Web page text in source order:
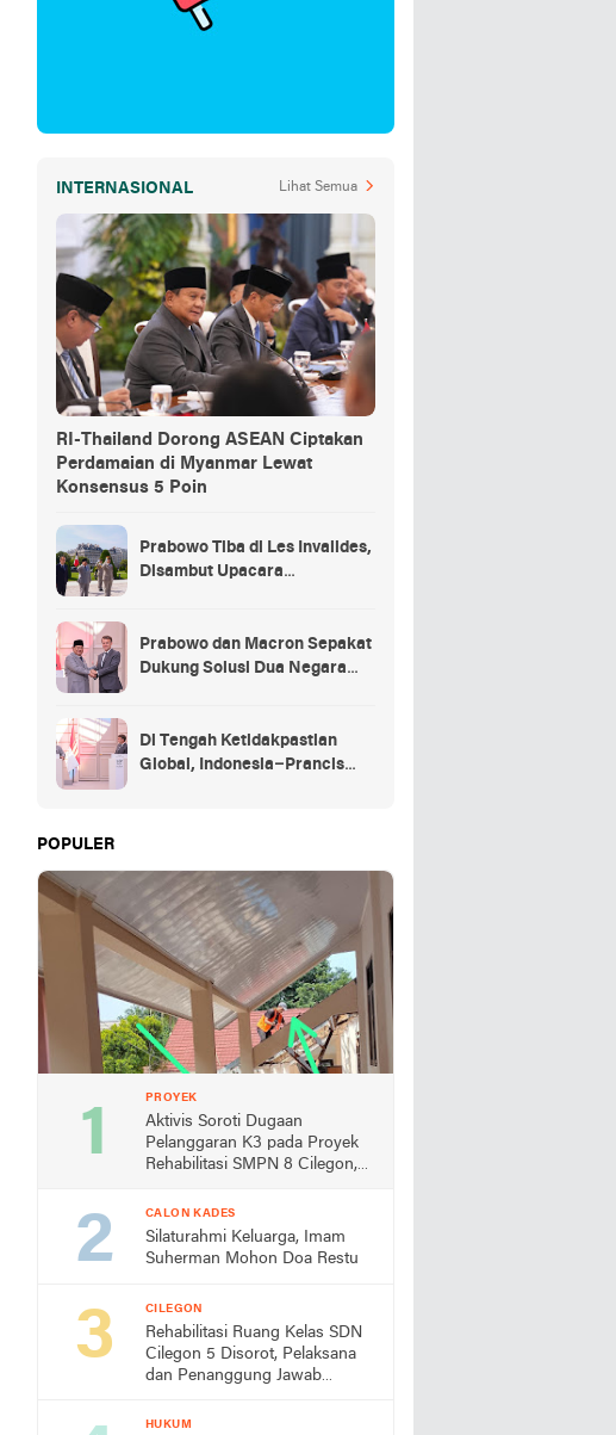
INTERNASIONAL Lihat Semua
RI-Thailand Dorong ASEAN Ciptakan
Perdamaian di Myanmar Lewat
Konsensus 5 Poin
Prabowo Tiba di Les Invalides,
Disambut Upacara
Prabowo dan Macron Sepakat
Dukung Solusi Dua Negara
Di Tengah Ketidakpastian
Global, Indonesia–Prancis
POPULER
PROYEK
Aktivis Soroti Dugaan
Pelanggaran K3 pada Proyek
Rehabilitasi SMPN 8 Cilegon,
CALON KADES
Silaturahmi Keluarga, Imam
Suherman Mohon Doa Restu
CILEGON
Rehabilitasi Ruang Kelas SDN
Cilegon 5 Disorot, Pelaksana
dan Penanggung Jawab
Berada di Lokasi
HUKUM